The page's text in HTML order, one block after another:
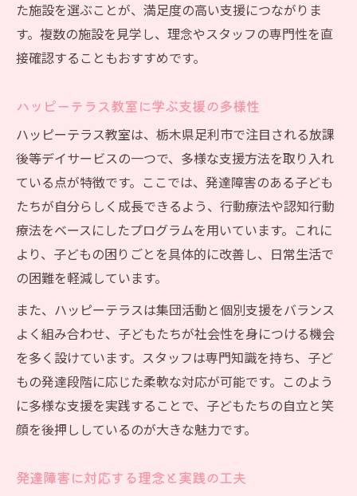
た施設を選ぶことが、満足度の高い支援につながりま
す。複数の施設を見学し、理念やスタッフの専門性を直
接確認することもおすすめです。
ハッピーテラス教室に学ぶ支援の多様性
ハッピーテラス教室は、栃木県足利市で注目される放課
後等デイサービスの一つで、多様な支援方法を取り入れ
ている点が特徴です。ここでは、発達障害のある子ども
たちが自分らしく成長できるよう、行動療法や認知行動
療法をベースにしたプログラムを用いています。これに
より、子どもの困りごとを具体的に改善し、日常生活で
の困難を軽減しています。
また、ハッピーテラスは集団活動と個別支援をバランス
よく組み合わせ、子どもたちが社会性を身につける機会
を多く設けています。スタッフは専門知識を持ち、子ど
もの発達段階に応じた柔軟な対応が可能です。このよう
に多様な支援を実践することで、子どもたちの自立と笑
顔を後押ししているのが大きな魅力です。
発達障害に対応する理念と実践の工夫